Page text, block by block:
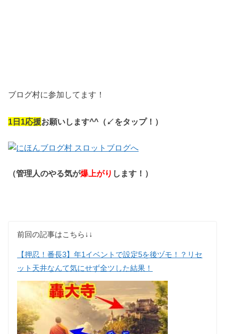
ブログ村に参加してます！
1日1応援お願いします^^ （↙︎をタップ！）
（管理人のやる気が爆上がり します！）
前回の記事はこちら↓↓
【押忍！番長3】年1イベントで設定5を後ヅモ！？リセ
ット天井なんて気にせず全ツした結果！